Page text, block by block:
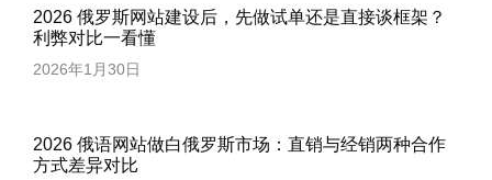
2026 俄罗斯网站建设后，先做试单还是直接谈框架？
利弊对比一看懂
2026年1月30日
2026 俄语网站做白俄罗斯市场：直销与经销两种合作
方式差异对比